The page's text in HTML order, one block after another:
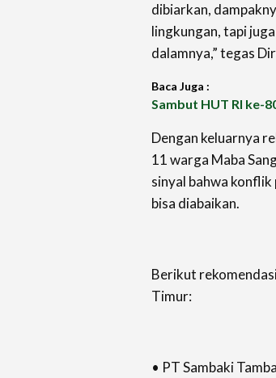
dibiarkan,
lingkungan, tapi
dalamnya,” tegas
Baca Juga :
Sambut HUT RI ke-
Dengan keluarnya
11 warga Maba
sinyal bahwa
bisa diabaikan.
Berikut
Timur:
• PT Sambaki